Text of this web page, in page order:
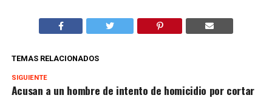
TEMAS RELACIONADOS
SIGUIENTE
Acusan a un hombre de intento de homicidio por cortar